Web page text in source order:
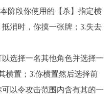
阶段你使用的【杀】指定横
消时，你摸一张牌；3.失去
以选择一名其他角色并选择一
横置；3.你横置然后选择前
以令攻击范围内含有其的一